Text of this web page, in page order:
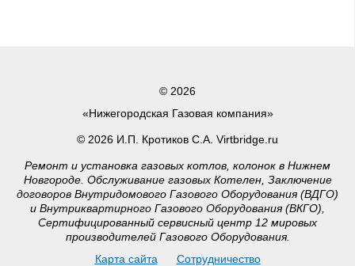
© 2026
«Нижегородская Газовая компания»
© 2026 И.П. Кротиков С.А. Virtbridge.ru
Ремонт и установка газовых котлов, колонок в Нижнем
Новгороде. Обслуживание газовых Котелен, Заключение
договоров Внутридомового Газового Оборудования (ВДГО)
и Внутриквартирного Газового Оборудования (ВКГО),
Сертифицированный сервисный центр 12 мировых
производителей Газового Оборудования.
Карта сайта
Сотрудничество